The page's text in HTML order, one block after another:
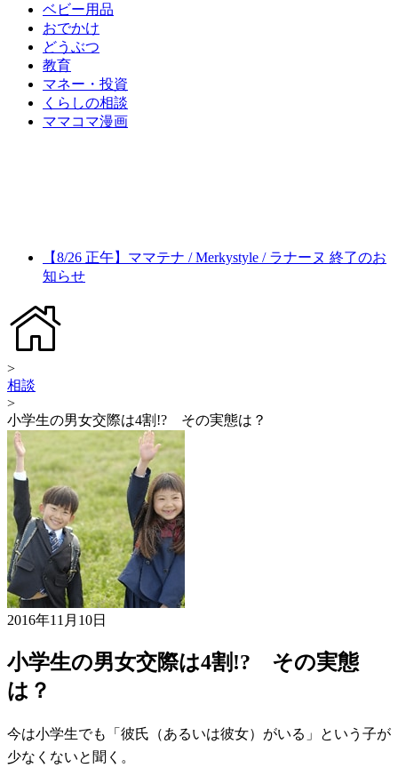
ベビー用品
おでかけ
どうぶつ
教育
マネー・投資
くらしの相談
ママコマ漫画
【8/26 正午】ママテナ / Merkystyle / ラナーヌ 終了のお
知らせ
>
相談
>
小学生の男女交際は4割!? その実態は？
2016年11月10日
小学生の男女交際は4割!? その実態
は？
今は小学生でも「彼氏（あるいは彼女）がいる」という子が
少なくないと聞く。